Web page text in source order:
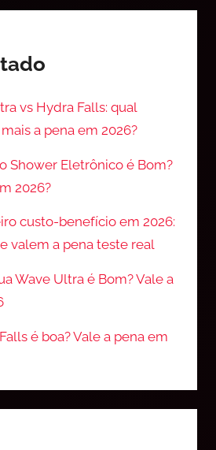
vs Hydra Falls: qual
a pena em 2026?
Shower Eletrônico é Bom?
2026?
custo-benefício em 2026:
valem a pena teste real
Wave Ultra é Bom? Vale a
é boa? Vale a pena em